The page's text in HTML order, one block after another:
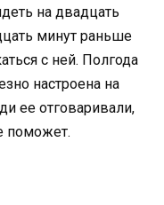
на двадцать
минут раньше
с ней. Полгода
настроена на
ее отговаривали,
поможет.